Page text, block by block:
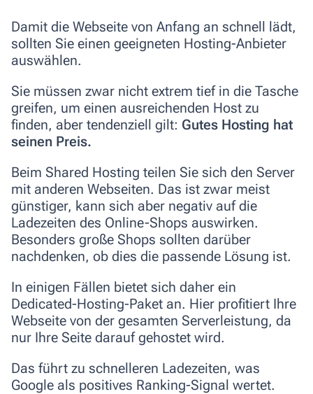
Damit die Webseite von Anfang an schnell lädt,
sollten Sie einen geeigneten Hosting-Anbieter
auswählen.
Sie müssen zwar nicht extrem tief in die Tasche
greifen, um einen ausreichenden Host zu
finden, aber tendenziell gilt: Gutes Hosting hat
seinen Preis.
Beim Shared Hosting teilen Sie sich den Server
mit anderen Webseiten. Das ist zwar meist
günstiger, kann sich aber negativ auf die
Ladezeiten des Online-Shops auswirken.
Besonders große Shops sollten darüber
nachdenken, ob dies die passende Lösung ist.
In einigen Fällen bietet sich daher ein
Dedicated-Hosting-Paket an. Hier profitiert Ihre
Webseite von der gesamten Serverleistung, da
nur Ihre Seite darauf gehostet wird.
Das führt zu schnelleren Ladezeiten, was
Google als positives Ranking-Signal wertet.